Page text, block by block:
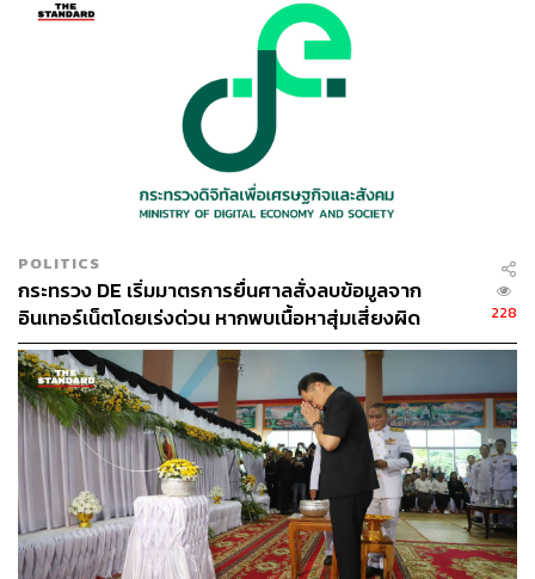
POLITICS
กระทรวง DE เริ่มมาตรการยื่นศาลสั่งลบข้อมูลจาก
อินเทอร์เน็ตโดยเร่งด่วน หากพบเนื้อหาสุ่มเสี่ยงผิด
กฎหมาย
228